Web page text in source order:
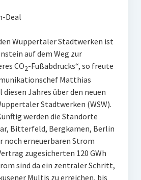
Deal
Wuppertaler Stadtwerken ist
auf dem Weg zur
CO2-Fußabdrucks“, so freute
Matthias
Jahres über den neuen
Stadtwerken (WSW).
werden die Standorte
Bitterfeld, Bergkamen, Berlin
noch erneuerbaren Strom
zugesicherten 120 GWh
sind da ein zentraler Schritt,
Multis zu erreichen, bis